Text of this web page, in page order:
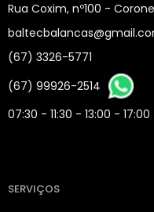
Rua Coxim, nº100 -
(67) 3326-5771
(67) 99926-2514
07:30 - 11:30 - 13:00 - 17:00
SERVIÇOS